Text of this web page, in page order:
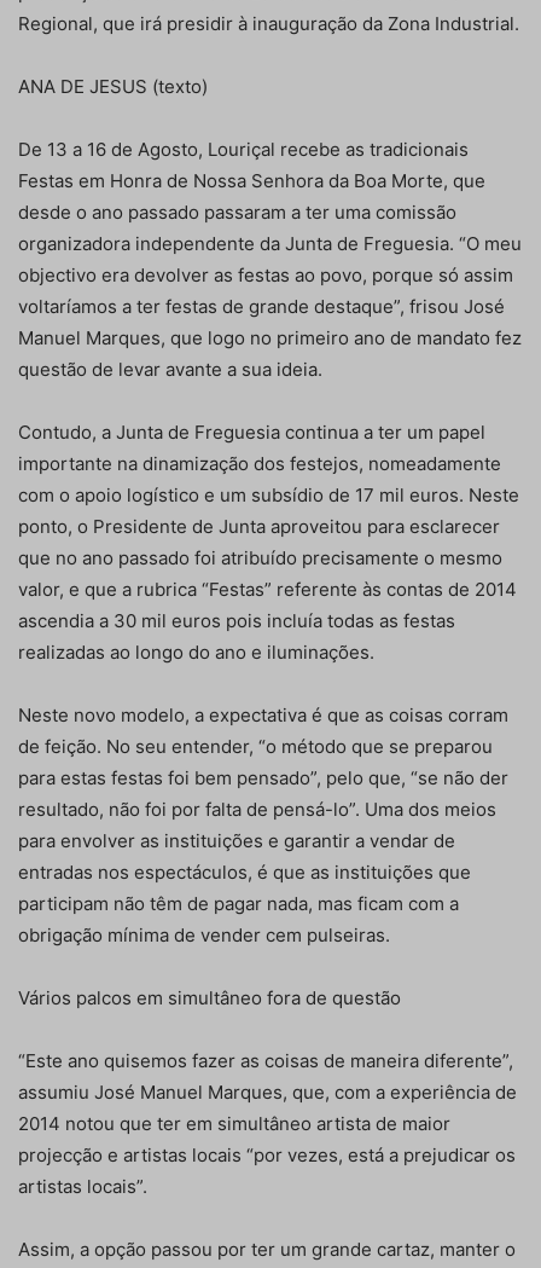
Regional, que irá presidir à inauguração da Zona Industrial.
ANA DE JESUS (texto)
De 13 a 16 de Agosto, Louriçal recebe as tradicionais
Festas em Honra de Nossa Senhora da Boa Morte, que
desde o ano passado passaram a ter uma comissão
organizadora independente da Junta de Freguesia. “O meu
objectivo era devolver as festas ao povo, porque só assim
voltaríamos a ter festas de grande destaque”, frisou José
Manuel Marques, que logo no primeiro ano de mandato fez
questão de levar avante a sua ideia.
Contudo, a Junta de Freguesia continua a ter um papel
importante na dinamização dos festejos, nomeadamente
com o apoio logístico e um subsídio de 17 mil euros. Neste
ponto, o Presidente de Junta aproveitou para esclarecer
que no ano passado foi atribuído precisamente o mesmo
valor, e que a rubrica “Festas” referente às contas de 2014
ascendia a 30 mil euros pois incluía todas as festas
realizadas ao longo do ano e iluminações.
Neste novo modelo, a expectativa é que as coisas corram
de feição. No seu entender, “o método que se preparou
para estas festas foi bem pensado”, pelo que, “se não der
resultado, não foi por falta de pensá-lo”. Uma dos meios
para envolver as instituições e garantir a vendar de
entradas nos espectáculos, é que as instituições que
participam não têm de pagar nada, mas ficam com a
obrigação mínima de vender cem pulseiras.
Vários palcos em simultâneo fora de questão
“Este ano quisemos fazer as coisas de maneira diferente”,
assumiu José Manuel Marques, que, com a experiência de
2014 notou que ter em simultâneo artista de maior
projecção e artistas locais “por vezes, está a prejudicar os
artistas locais”.
Assim, a opção passou por ter um grande cartaz, manter o